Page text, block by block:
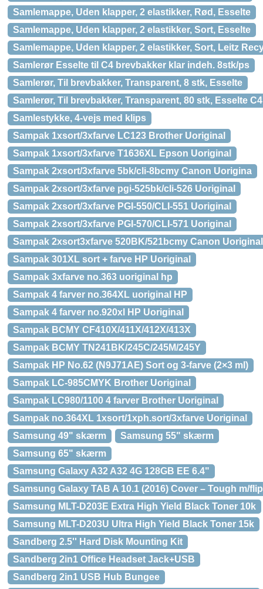
Samlemappe, Uden klapper, 2 elastikker, Rød, Esselte
Samlemappe, Uden klapper, 2 elastikker, Sort, Esselte
Samlemappe, Uden klapper, 2 elastikker, Sort, Leitz
Samlerør Esselte til C4 brevbakker klar indeh. 8stk/ps
Samlerør, Til brevbakker, Transparent, 8 stk, Esselte
Samlerør, Til brevbakker, Transparent, 80 stk, Esselte C4
Samlestykke, 4-vejs med klips
Sampak 1xsort/3xfarve LC123 Brother Uoriginal
Sampak 1xsort/3xfarve T1636XL Epson Uoriginal
Sampak 2xsort/3xfarve 5bk/cli-8bcmy Canon Uorigina
Sampak 2xsort/3xfarve pgi-525bk/cli-526 Uoriginal
Sampak 2xsort/3xfarve PGI-550/CLI-551 Uoriginal
Sampak 2xsort/3xfarve PGI-570/CLI-571 Uoriginal
Sampak 2xsort3xfarve 520BK/521bcmy Canon Uoriginal
Sampak 301XL sort + farve HP Uoriginal
Sampak 3xfarve no.363 uoriginal hp
Sampak 4 farver no.364XL uoriginal HP
Sampak 4 farver no.920xl HP Uoriginal
Sampak BCMY CF410X/411X/412X/413X
Sampak BCMY TN241BK/245C/245M/245Y
Sampak HP No.62 (N9J71AE) Sort og 3-farve (2×3 ml)
Sampak LC-985CMYK Brother Uoriginal
Sampak LC980/1100 4 farver Brother Uoriginal
Sampak no.364XL 1xsort/1xph.sort/3xfarve Uoriginal
Samsung 49" skærm
Samsung 55" skærm
Samsung 65" skærm
Samsung Galaxy A32 A32 4G 128GB EE 6.4"
Samsung Galaxy TAB A 10.1 (2016) Cover – Tough m/
Samsung MLT-D203E Extra High Yield Black Toner 10k
Samsung MLT-D203U Ultra High Yield Black Toner 15k
Sandberg 2.5'' Hard Disk Mounting Kit
Sandberg 2in1 Office Headset Jack+USB
Sandberg 2in1 USB Hub Bungee